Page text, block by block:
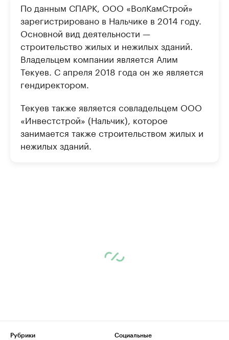
По данным СПАРК, ООО «ВолКамСтрой»
зарегистрировано в Нальчике в 2014 году.
Основной вид деятельности —
строительство жилых и нежилых зданий.
Владельцем компании является Алим
Текуев. С апреля 2018 года он же является
гендиректором.
Текуев также является совладельцем ООО
«Инвестстрой» (Нальчик), которое
занимается также строительством жилых и
нежилых зданий.
Рубрики
Социальные